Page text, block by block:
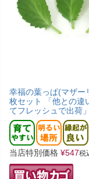
幸福の葉っぱ(マザー
枚セット 「他との違
てフレッシュで出荷」
当店特別価格 ¥547税